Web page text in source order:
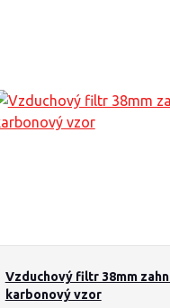
Vzduchový filtr 38mm
karbonový vzor